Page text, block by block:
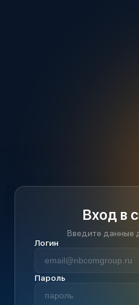
Вход в
Введите данные
Логин
Пароль